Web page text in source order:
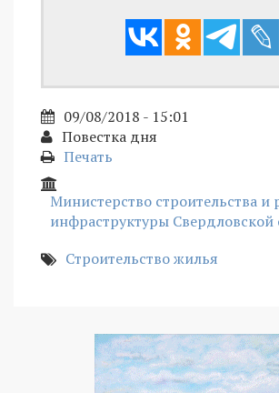
09/08/2018 - 15:01
Повестка дня
Печать
Министерство строительства и
инфраструктуры Свердловской
Строительство жилья